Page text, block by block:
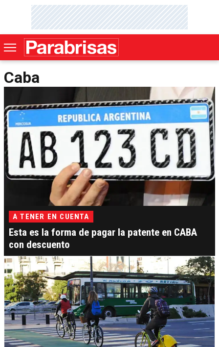
Caba
A TENER EN CUENTA
Esta es la forma de pagar la patente en CABA
con descuento